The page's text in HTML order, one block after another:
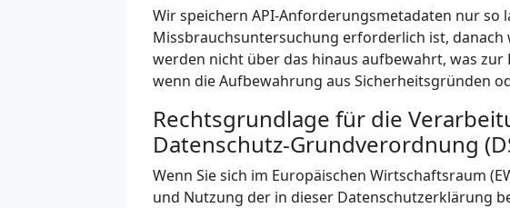
Wir speichern API-Anforderungsmetadaten nur so
Missbrauchsuntersuchung erforderlich ist,
werden nicht über das hinaus aufbewahrt, was
wenn die Aufbewahrung aus Sicherheitsgründen
Rechtsgrundlage für die
Datenschutz-Grundverordnung
Wenn Sie sich im Europäischen Wirtschaftsraum
und Nutzung der in dieser Datenschutzerklärung